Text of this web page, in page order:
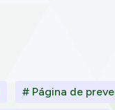
# Página de